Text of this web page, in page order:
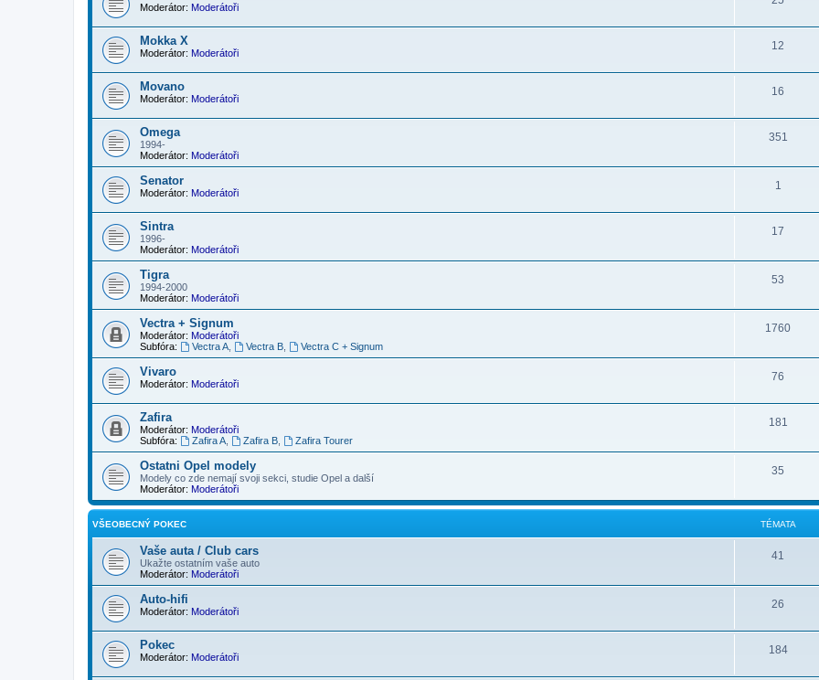
Moderátor: Moderátoři
Mokka X
Moderátor: Moderátoři
12
Movano
Moderátor: Moderátoři
16
Omega
1994-
Moderátor: Moderátoři
351
Senator
Moderátor: Moderátoři
1
Sintra
1996-
Moderátor: Moderátoři
17
Tigra
1994-2000
Moderátor: Moderátoři
53
Vectra + Signum
Moderátor: Moderátoři
Subfóra:
Vectra A, Vectra B, Vectra C + Signum
1760
Vivaro
Moderátor: Moderátoři
76
Zafira
Moderátor: Moderátoři
Subfóra:
Zafira A, Zafira B, Zafira Tourer
181
Ostatni Opel modely
Modely co zde nemají svoji sekci, studie Opel a další
Moderátor: Moderátoři
35
VŠEOBECNÝ POKEC TÉMATA
Vaše auta / Club cars
Ukažte ostatním vaše auto
Moderátor: Moderátoři
41
Auto-hifi
Moderátor: Moderátoři
26
Pokec
Moderátor: Moderátoři
184